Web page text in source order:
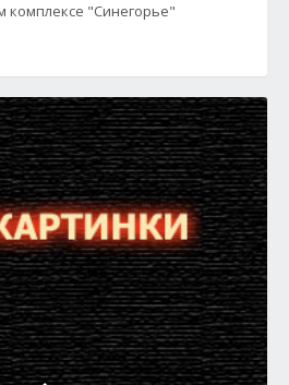
комплексе "Синегорье"